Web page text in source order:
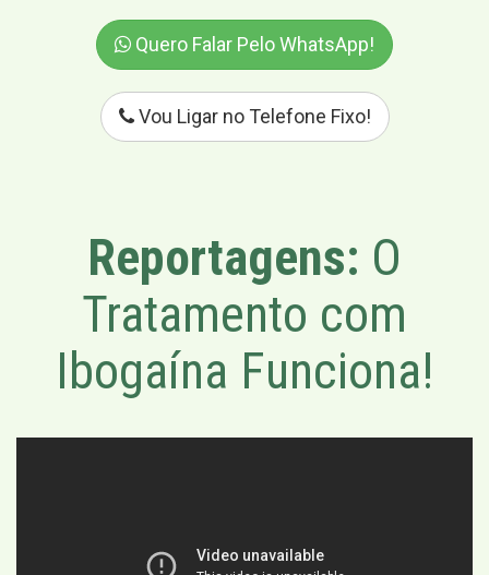
Quero Falar Pelo WhatsApp!
Vou Ligar no Telefone Fixo!
Reportagens: O
Tratamento com
Ibogaína Funciona!